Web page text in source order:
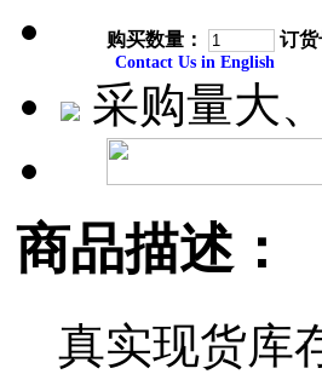
购买数量： 订货
Contact Us in English
采购量大、
商品描述：
真实现货库